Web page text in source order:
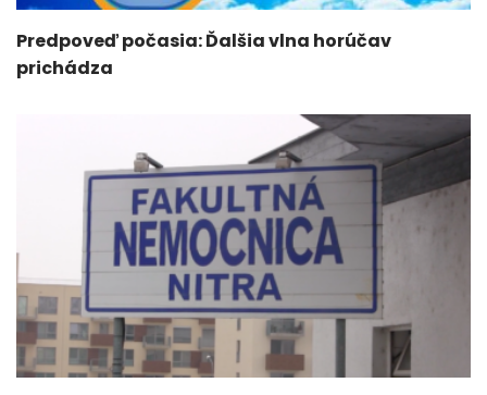
Predpoveď počasia: Ďalšia vlna horúčav
prichádza